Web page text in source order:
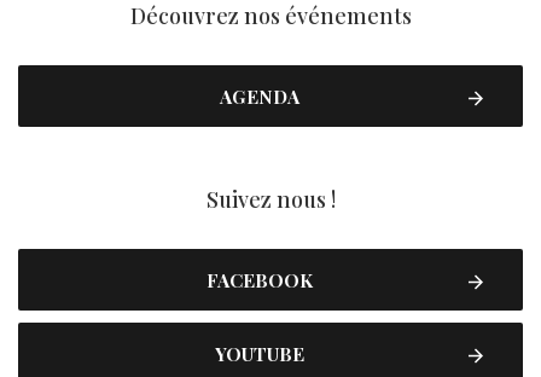
Découvrez nos événements
AGENDA
Suivez nous !
FACEBOOK
YOUTUBE